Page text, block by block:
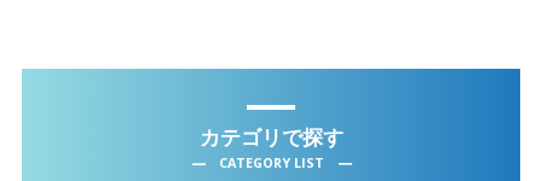
カテゴリで探す
CATEGORY LIST